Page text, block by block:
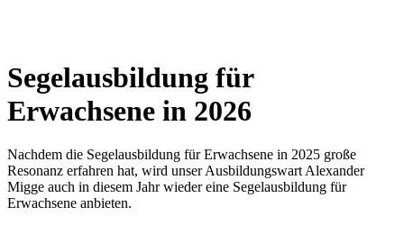
Segelausbildung für
Erwachsene in 2026
Nachdem die Segelausbildung für Erwachsene in 2025 große
Resonanz erfahren hat, wird unser Ausbildungswart Alexander
Migge auch in diesem Jahr wieder eine Segelausbildung für
Erwachsene anbieten.